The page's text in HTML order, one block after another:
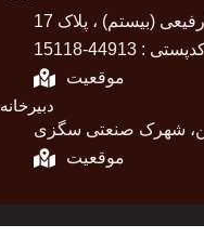
دبیرخانه